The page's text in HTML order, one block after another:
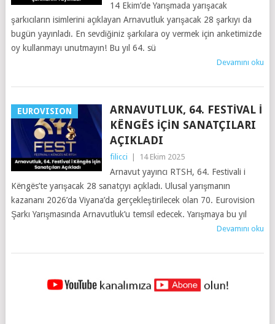
14 Ekim’de Yarışmada yarışacak
şarkıcıların isimlerini açıklayan Arnavutluk yarışacak 28 şarkıyı da
bugün yayınladı. En sevdiğiniz şarkılara oy vermek için anketimizde
oy kullanmayı unutmayın! Bu yıl 64. sü
Devamını oku
EUROVISION
ARNAVUTLUK, 64. FESTIVAL I
KËNGËS IÇIN SANATÇILARI
AÇIKLADI
filicci 14 Ekim 2025
Arnavut yayıncı RTSH, 64. Festivali i
Këngës’te yarışacak 28 sanatçıyı açıkladı. Ulusal yarışmanın
kazananı 2026’da Viyana’da gerçekleştirilecek olan 70. Eurovision
Şarkı Yarışmasında Arnavutluk’u temsil edecek. Yarışmaya bu yıl
Devamını oku
YAZILAR